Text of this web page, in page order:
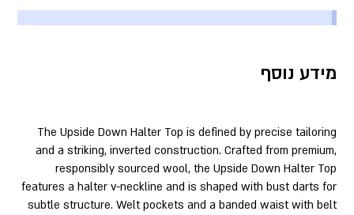
מידע נוסף
The Upside Down Halter Top is defined by precise tailoring
and a striking, inverted construction. Crafted from premium,
responsibly sourced wool, the Upside Down Halter Top
features a halter v-neckline and is shaped with bust darts for
subtle structure. Welt pockets and a banded waist with belt